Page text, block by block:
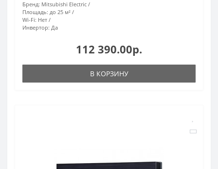
Бренд: Mitsubishi Electric
Площадь: до 25 м²
Wi-Fi: Нет
Инвертор: Да
112 390.00р.
В КОРЗИНУ